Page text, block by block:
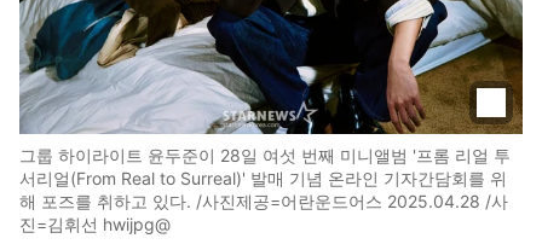
그룹 하이라이트 윤두준이 28일 여섯 번째 미니앨범 '프롬 리얼 투
서리얼(From Real to Surreal)' 발매 기념 온라인 기자간담회를 위
해 포즈를 취하고 있다. /사진제공=어란운드어스 2025.04.28 /사
진=김휘선 hwijpg@